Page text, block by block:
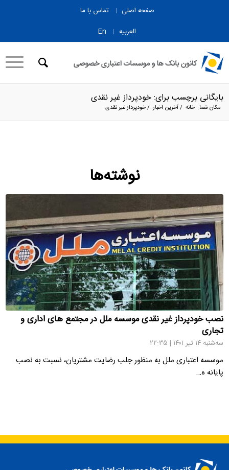
صفحه اصلی
تماس با ما
العربیه
En
بایگانی برچسب برای: خودپرداز غیر نقدی
مکان شما: خانه /آخرین اخبار /خودپرداز غیر نقدی
نوشته‌ها
نصب خودپرداز غیر نقدی موسسه ملل در مجتمع های اداری و
تجاری
سه‌شنبه ۱۴ تیر ۱۴۰۱ | ۲۲:۳۵
موسسه اعتباری ملل به منظور جلب رضایت مشتریان، نسبت به نصب
پایانه ه…